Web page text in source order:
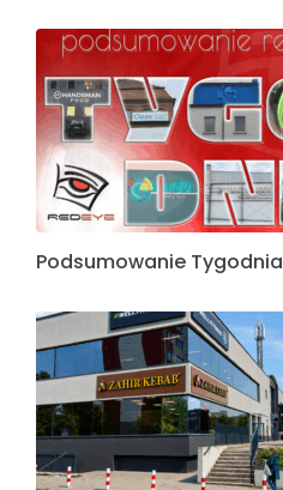
Podsumowanie Tygodnia